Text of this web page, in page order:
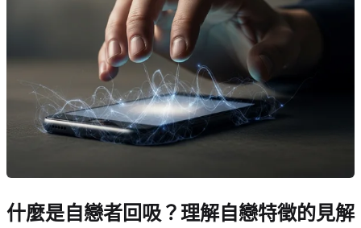
什麼是自戀者回吸？理解自戀特徵的見解